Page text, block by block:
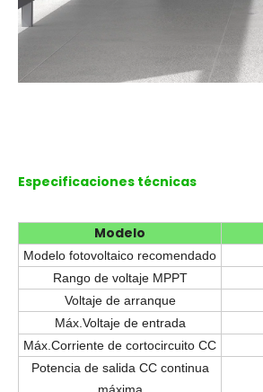
Especificaciones técnicas
Modelo
Modelo fotovoltaico recomendado
Rango de voltaje MPPT
Voltaje de arranque
Máx.Voltaje de entrada
Máx.Corriente de cortocircuito CC
Potencia de salida CC continua